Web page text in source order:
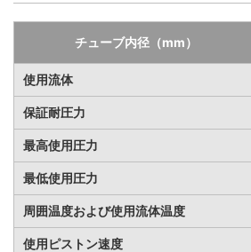
チューブ内径（mm）
使用流体
保証耐圧力
最高使用圧力
最低使用圧力
周囲温度および使用流体温度
使用ピストン速度